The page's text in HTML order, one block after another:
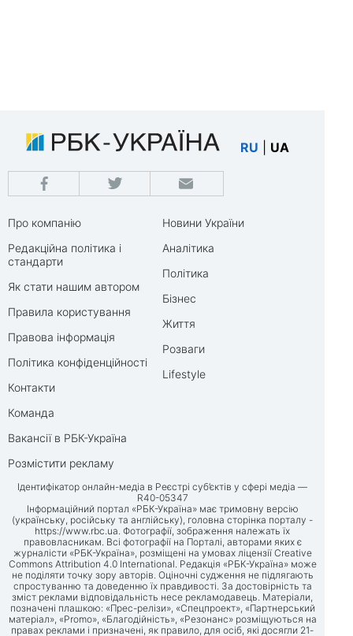
RU UA
Про компанію
Редакційна політика і
стандарти
Як стати нашим автором
Правила користування
Правова інформація
Політика конфіденційності
Контакти
Команда
Вакансії в РБК-Україна
Розмістити рекламу
Новини України
Аналітика
Політика
Бізнес
Життя
Розваги
Lifestyle
Ідентифікатор онлайн-медіа в Реєстрі суб’єктів у сфері медіа —
R40-05347
Інформаційний портал «РБК-Україна» має тримовну версію
(українську, російську та англійську), головна сторінка порталу -
https://www.rbc.ua. Фотографії, зображення належать їх
правовласникам. Всі фотографії на Порталі, авторами яких є
журналісти «РБК-Україна», розміщені на умовах ліцензії Creative
Commons Attribution 4.0 International. Редакція «РБК-Україна» може
не поділяти точку зору авторів. Оціночні судження не підлягають
спростуванню та доведенню їх правдивості. За достовірність та
зміст реклами відповідальність несе рекламодавець. Матеріали,
позначені плашкою: «Прес-релізи», «Спецпроект», «Партнерський
матеріал», «Promo», «Благодійність», «Резонанс» розміщуються на
правах реклами і призначені, як правило, для осіб, які досягли 21-